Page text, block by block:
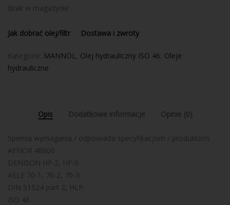
Brak w magazynie
Jak dobrać olej/filtr Dostawa i zwroty
Kategorie: MANNOL Olej hydrauliczny ISO 46 Oleje
hydrauliczne
Opis Dodatkowe informacje Opinie (0)
Spełnia wymagania / odpowiada specyfikacjom / produktom:
AFNOR 48600
DENISON HF-2, HF-0
ASLE 70-1, 70-2, 70-3
DIN 51524 part 2, HLP
ISO 46